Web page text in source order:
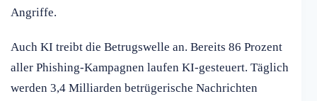
Angriffe.
Auch KI treibt die Betrugswelle an. Bereits 86 Prozent
aller Phishing-Kampagnen laufen KI-gesteuert. Täglich
werden 3,4 Milliarden betrügerische Nachrichten